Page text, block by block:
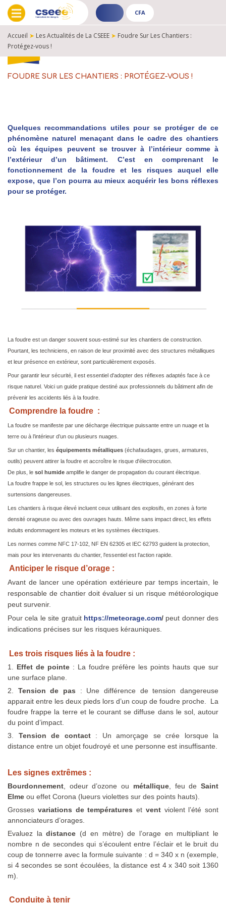
ADHÉRENT
-
CFA
-
CFA
FIL
D'ARIANE
Accueil ➤ Les Actualités de La CSEEE ➤ Foudre Sur Les Chantiers :
Protégez-vous !
FOUDRE SUR LES CHANTIERS : PROTÉGEZ-VOUS !
Quelques recommandations utiles pour se protéger de ce
phénomène naturel menaçant dans le cadre des chantiers
où les équipes peuvent se trouver à l’intérieur comme à
l’extérieur d’un bâtiment. C’est en comprenant le
fonctionnement de la foudre et les risques auquel elle
expose, que l’on pourra au mieux acquérir les bons réflexes
pour se protéger.
La foudre est un danger souvent sous-estimé sur les chantiers de construction.
Pourtant, les techniciens, en raison de leur proximité avec des structures métalliques
et leur présence en extérieur, sont particulièrement exposés.
Pour garantir leur sécurité, il est essentiel d'adopter des réflexes adaptés face à ce
risque naturel. Voici un guide pratique destiné aux professionnels du bâtiment afin de
prévenir les accidents liés à la foudre.
Comprendre la foudre :
La foudre se manifeste par une décharge électrique puissante entre un nuage et la
terre ou à l’intérieur d’un ou plusieurs nuages.
Sur un chantier, les équipements métalliques (échafaudages, grues, armatures,
outils) peuvent attirer la foudre et accroître le risque d'électrocution.
De plus, le sol humide amplifie le danger de propagation du courant électrique.
La foudre frappe le sol, les structures ou les lignes électriques, générant des
surtensions dangereuses.
Les chantiers à risque élevé incluent ceux utilisant des explosifs, en zones à forte
densité orageuse ou avec des ouvrages hauts. Même sans impact direct, les effets
induits endommagent les moteurs et les systèmes électriques.
Les normes comme NFC 17-102, NF EN 62305 et IEC 62793 guident la protection,
mais pour les intervenants du chantier, l'essentiel est l'action rapide.
Anticiper le risque d’orage :
Avant de lancer une opération extérieure par temps incertain, le
responsable de chantier doit évaluer si un risque météorologique
peut survenir.
Pour cela le site gratuit https://meteorage.com/ peut donner des
indications précises sur les risques kérauniques.
Les trois risques liés à la foudre :
1. Effet de pointe : La foudre préfère les points hauts que sur
une surface plane.
2. Tension de pas : Une différence de tension dangereuse
apparait entre les deux pieds lors d’un coup de foudre proche. La
foudre frappe la terre et le courant se diffuse dans le sol, autour
du point d’impact.
3. Tension de contact : Un amorçage se crée lorsque la
distance entre un objet foudroyé et une personne est insuffisante.
Les signes extrêmes :
Bourdonnement, odeur d’ozone ou métallique, feu deSaint
Elme ou effet Corona (lueurs violettes sur des points hauts).
Grosses variations de températures et ventviolent l’été sont
annonciateurs d’orages.
Evaluez ladistance (d en mètre) de l’orage en multipliant le
nombre n de secondes qui s’écoulent entre l’éclair et le bruit du
coup de tonnerre avec la formule suivante : d = 340 x n (exemple,
si 4 secondes se sont écoulées, la distance est 4 x 340 soit 1360
m).
Conduite à tenir